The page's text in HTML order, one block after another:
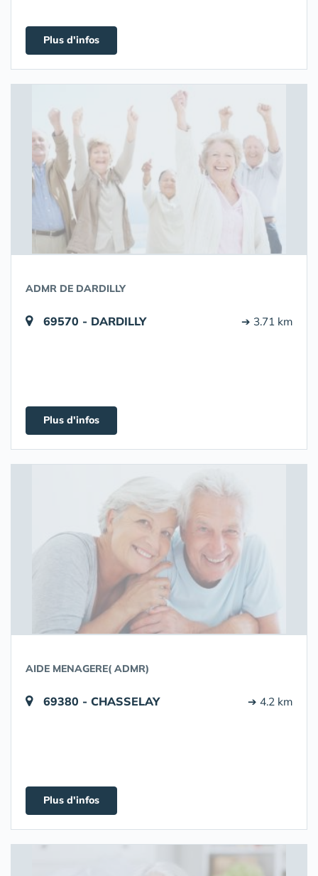
Plus d'infos
ADMR DE DARDILLY
69570 - DARDILLY ➔ 3.71 km
Plus d'infos
AIDE MENAGERE( ADMR)
69380 - CHASSELAY ➔ 4.2 km
Plus d'infos